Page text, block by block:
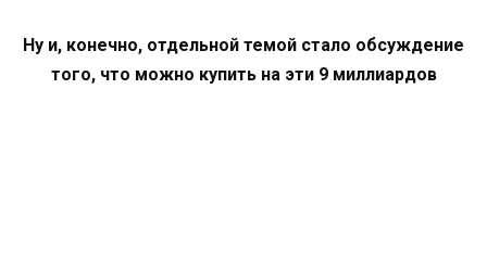
Ну и, конечно, отдельной темой стало обсуждение
того, что можно купить на эти 9 миллиардов